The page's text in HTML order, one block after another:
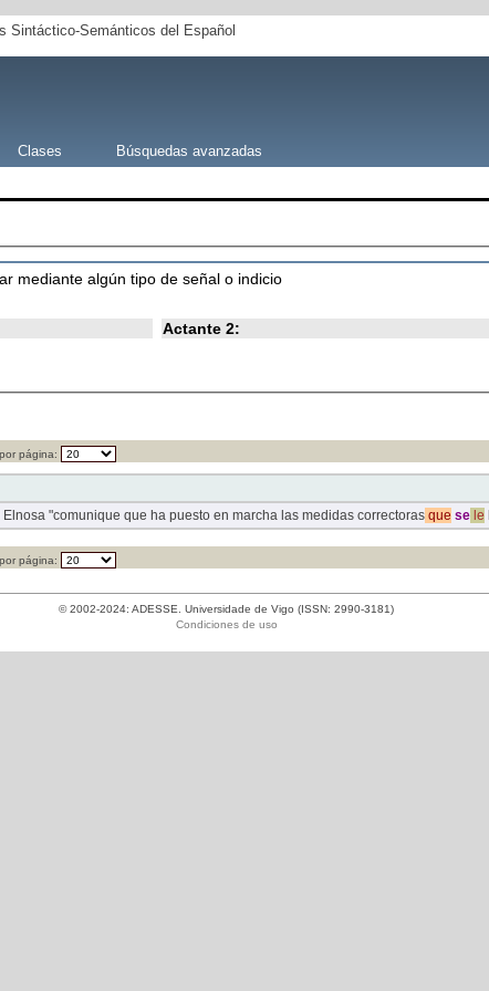
Sintáctico-Semánticos del Español
Clases Búsquedas avanzadas
mediante algún tipo de señal o indicio
Actante 2:
página:
Elnosa "comunique que ha puesto en marcha las medidas correctorasque sele
página:
© 2002-2024: ADESSE. Universidade de Vigo (ISSN: 2990-3181)
Condiciones de uso